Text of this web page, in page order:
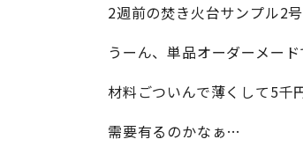
2週前の焚き火台サンプル2
うーん、単品オーダーメー
材料ごついんで薄くして5千
需要有るのかなぁ…